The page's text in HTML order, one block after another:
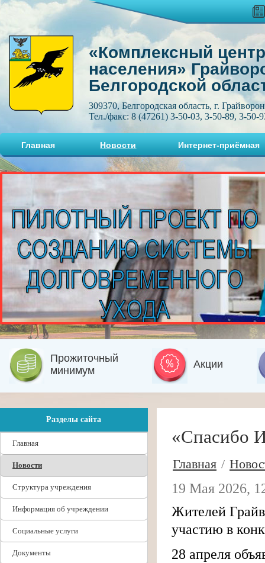
«Комплексный
населения»
Белгородской
309370, Белгородская область, г.
Тел./факс: 8 (47261) 3-50-03, 3-50-89, 3-50-
Главная Новости Интернет-приёмная
Прожиточный
минимум
Акции
Разделы сайта
Главная
Новости
Структура учреждения
Информация об учреждении
Социальные услуги
Документы
«Спасибо
Главная /
19 Мая 2026,
Жителей
участию в
28 апреля